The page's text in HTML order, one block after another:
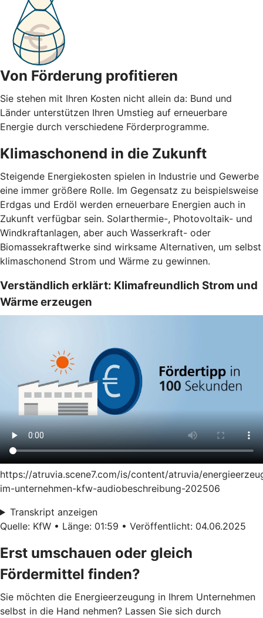
Von Förderung profitieren
Sie stehen mit Ihren Kosten nicht allein da: Bund und
Länder unterstützen Ihren Umstieg auf erneuerbare
Energie durch verschiedene Förderprogramme.
Klimaschonend in die Zukunft
Steigende Energiekosten spielen in Industrie und Gewerbe
eine immer größere Rolle. Im Gegensatz zu beispielsweise
Erdgas und Erdöl werden erneuerbare Energien auch in
Zukunft verfügbar sein. Solarthermie-, Photovoltaik- und
Windkraftanlagen, aber auch Wasserkraft- oder
Biomassekraftwerke sind wirksame Alternativen, um selbst
klimaschonend Strom und Wärme zu gewinnen.
Verständlich erklärt: Klimafreundlich Strom und
Wärme erzeugen
https://atruvia.scene7.com/is/content/atruvia/
im-unternehmen-kfw-audiobeschreibung-202506
Transkript anzeigen
Quelle: KfW • Länge: 01:59 • Veröffentlicht: 04.06.2025
Erst umschauen oder gleich
Fördermittel finden?
Sie möchten die Energieerzeugung in Ihrem Unternehmen
selbst in die Hand nehmen? Lassen Sie sich durch